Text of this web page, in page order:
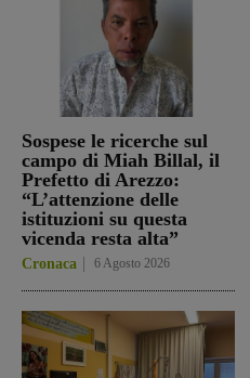
Sospese le ricerche sul
campo di Miah Billal, il
Prefetto di Arezzo:
“L’attenzione delle
istituzioni su questa
vicenda resta alta”
Cronaca 6 Agosto 2026